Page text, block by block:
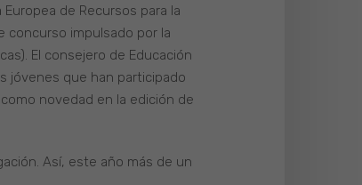
de Recursos para la
concurso impulsado por la
El consejero de Educación
jóvenes que han participado
novedad en la edición de
Así, este año más de un